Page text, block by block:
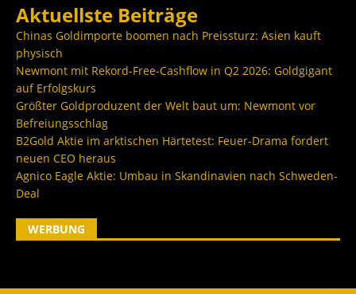
Aktuellste Beiträge
Chinas Goldimporte boomen nach Preissturz: Asien kauft
physisch
Newmont mit Rekord-Free-Cashflow in Q2 2026: Goldgigant
auf Erfolgskurs
Größter Goldproduzent der Welt baut um: Newmont vor
Befreiungsschlag
B2Gold Aktie im arktischen Härtetest: Feuer-Drama fordert
neuen CEO heraus
Agnico Eagle Aktie: Umbau in Skandinavien nach Schweden-
Deal
WERBUNG